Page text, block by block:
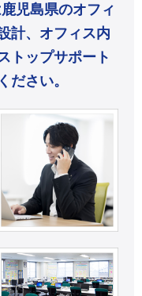
児島県のオフィ
計、オフィス内
トップサポート
ださい。